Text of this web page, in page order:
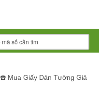
☎️ Mua Giấy Dán Tường Giả